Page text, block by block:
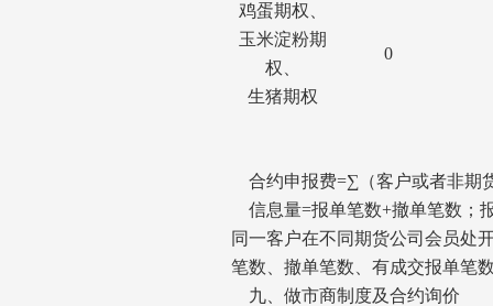
鸡蛋期权、
玉米淀粉期
权、
生猪期权
0
合约申报费=∑（客户或者非期
信息量=报单笔数+撤单笔数；
同一客户在不同期货公司会员处
笔数、撤单笔数、有成交报单笔
九、做市商制度及合约询价